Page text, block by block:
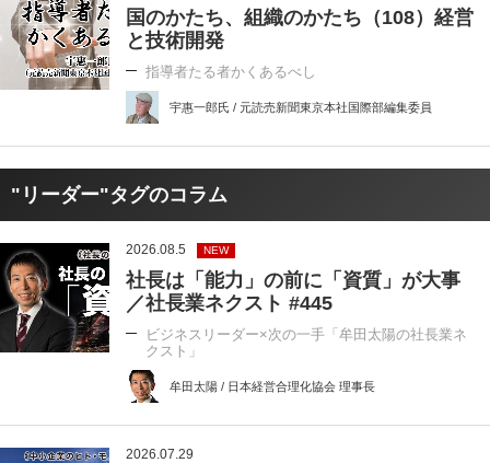
国のかたち、組織のかたち（108）経営
と技術開発
指導者たる者かくあるべし
宇惠一郎氏 / 元読売新聞東京本社国際部編集委員
"リーダー"タグのコラム
2026.08.5 NEW
社長は「能力」の前に「資質」が大事
／社長業ネクスト #445
ビジネスリーダー×次の一手「牟田太陽の社長業ネ
クスト」
牟田太陽 / 日本経営合理化協会 理事長
2026.07.29